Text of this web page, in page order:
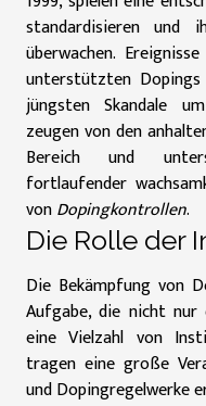
standardisieren und
überwachen.
unterstützten
jüngsten Skandale
zeugen von den
Bereich und
fortlaufender
vonDopingkontrollen.
Die Rolle der
Die Bekämpfung von
Aufgabe, die nicht nur
eine Vielzahl von
tragen eine große
und Dopingregelwerke